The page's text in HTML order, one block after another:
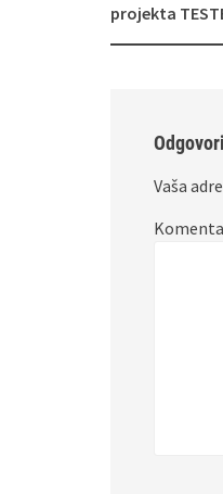
projekta
Odgovori
Vaša